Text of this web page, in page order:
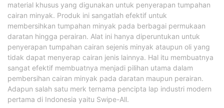
material khusus yang digunakan untuk penyerapan tumpahan
cairan minyak. Produk ini sangatlah efektif untuk
membersihkan tumpahan minyak pada berbagai permukaan
daratan hingga perairan. Alat ini hanya diperuntukan untuk
penyerapan tumpahan cairan sejenis minyak ataupun oli yang
tidak dapat menyerap cairan jenis lainnya. Hal itu membuatnya
sangat efektif membuatnya menjadi pilihan utama dalam
pembersihan cairan minyak pada daratan maupun perairan.
Adapun salah satu merk ternama pencipta lap industri modern
pertama di Indonesia yaitu Swipe-All.